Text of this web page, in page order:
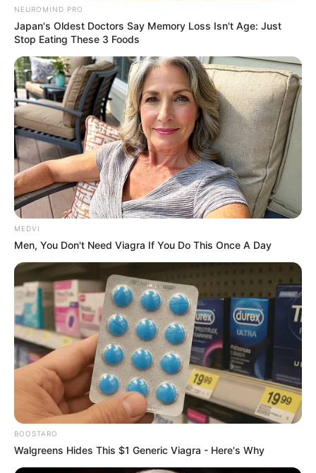
NEUROMIND PRO
Japan's Oldest Doctors Say Memory Loss Isn't Age: Just
Stop Eating These 3 Foods
MEDVI
Men, You Don't Need Viagra If You Do This Once A Day
BOOSTARO
Walgreens Hides This $1 Generic Viagra - Here's Why